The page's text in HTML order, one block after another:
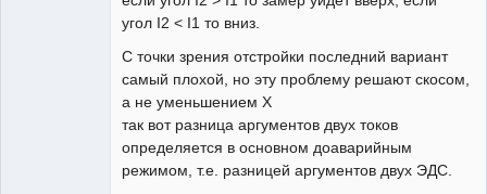
угол I2 < I1 то вниз.
С точки зрения отстройки последний вариант
самый плохой, но эту проблему решают скосом,
а не уменьшением X
так вот разница аргументов двух токов
определяется в основном доаварийным
режимом, т.е. разницей аргументов двух ЭДС.